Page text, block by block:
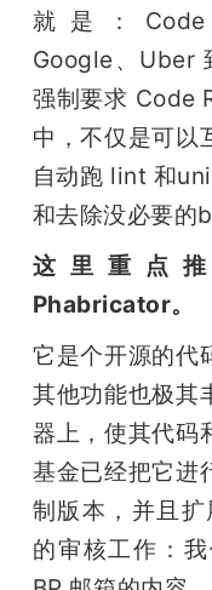
就是：Code
Google、Uber
强制要求 Code
中，不仅是可以
自动跑 lint 和
和去除没必要的
这里重点
Phabricator。
它是个开源的代
其他功能也极其
器上，使其代码
基金已经把它进
制版本，并且
的审核工作：